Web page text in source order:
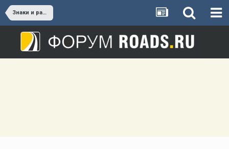
Знаки и разметка не по ГОСТу